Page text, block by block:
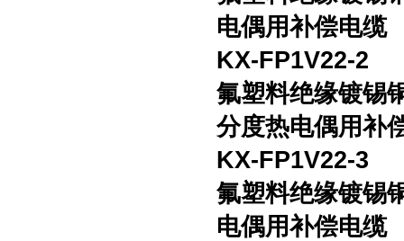
电偶用补偿电缆
KX-FP1V22-2
氟塑料绝缘镀锡
分度热电偶用补
KX-FP1V22-3
氟塑料绝缘镀锡
电偶用补偿电缆